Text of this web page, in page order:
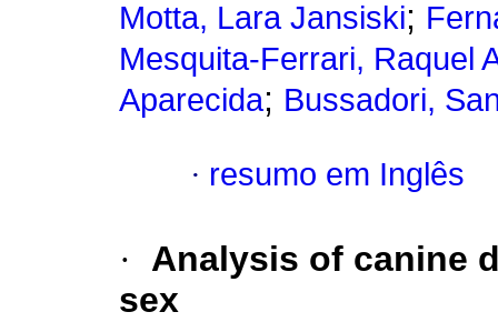
Motta, Lara Jansiski;
Mesquita-Ferrari, Raquel
Aparecida; Bussadori,
· resumo em Inglês
·
Analysis of canine
sex